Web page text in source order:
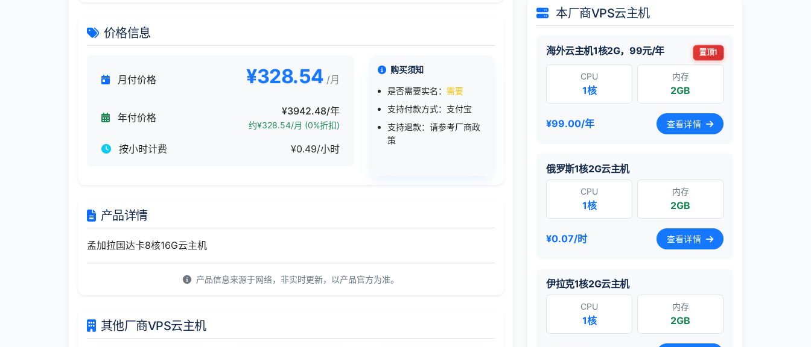
价格信息
月付价格 ¥328.54 /月
年付价格
¥3942.48/年
约¥328.54/月 (0%折扣)
按小时计费 ¥0.49/小时
购买须知
是否需要实名： 需要
支持付款方式：支付宝
支持退款：请参考厂商政
策
产品详情
孟加拉国达卡8核16G云主机
产品信息来源于网络，非实时更新，以产品官方为准。
其他厂商VPS云主机
本厂商VPS云主机
海外云主机1核2G，99元/年 置顶1
CPU
1核
内存
2GB
¥99.00/年 查看详情
俄罗斯1核2G云主机
CPU
1核
内存
2GB
¥0.07/时 查看详情
伊拉克1核2G云主机
CPU
1核
内存
2GB